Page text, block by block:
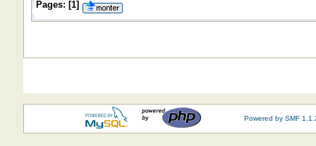
Pages: [1]
Powered by SMF